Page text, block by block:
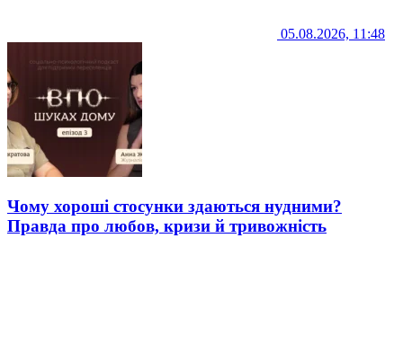
05.08.2026, 11:48
Чому хороші стосунки здаються нудними?
Правда про любов, кризи й тривожність